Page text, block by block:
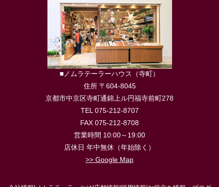
■ノムラテーラーハウス（寺町）
住所 〒604-8045
京都市中京区寺町通錦上ル円福寺前町278
TEL 075-212-8707
FAX 075-212-8708
営業時間 10:00～19:00
店休日 年中無休（年始除く）
>> Google Map